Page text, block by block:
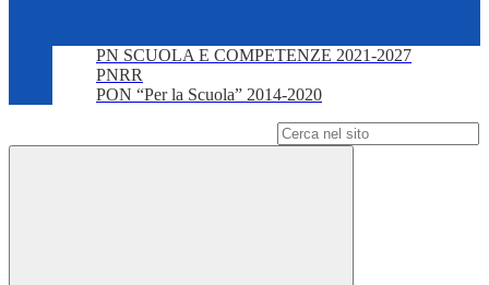
PN SCUOLA E COMPETENZE 2021-2027
PNRR
PON “Per la Scuola” 2014-2020